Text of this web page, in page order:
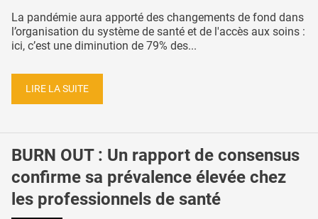
La pandémie aura apporté des changements de fond dans
l’organisation du système de santé et de l'accès aux soins :
ici, c’est une diminution de 79% des...
LIRE LA SUITE
BURN OUT : Un rapport de consensus
confirme sa prévalence élevée chez
les professionnels de santé